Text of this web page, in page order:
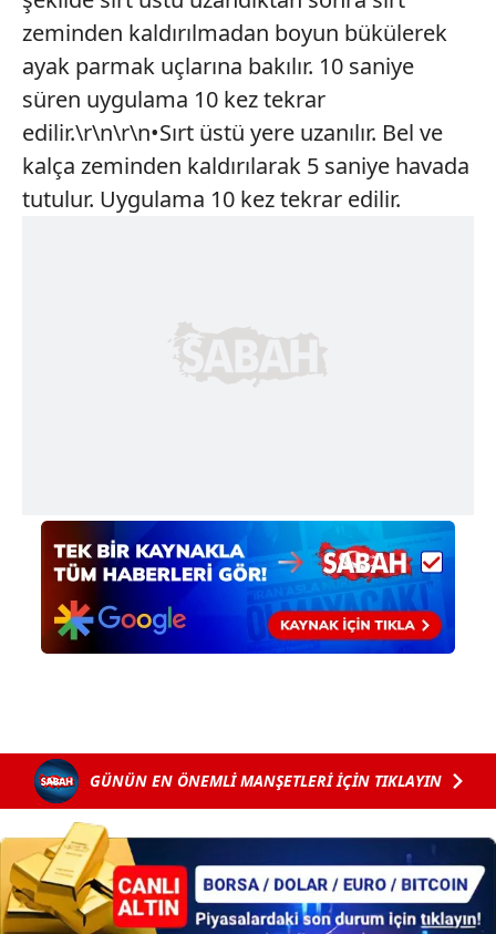
Çerezlere ilişkin tercihlerinizi aşağıda yer alan panel
vasıtasıyla belirleyebilirsiniz. Çerezlere ilişkin detaylı bilgi
için Ayarlar butonuna tıklayabilir,
Çerez Bilgilendirme
Metnimiziziyaret edebilirsiniz.
6698 sayılı Kişisel Verilerin Korunması Kanunu uyarınca
hazırlanmış Aydınlatma Metnimizi okumak ve sitemizde
zeminden kaldırılmadan boyun bükülerek
ayak parmak uçlarına bakılır. 10 saniye
süren uygulama 10 kez tekrar
edilir.\r\n\r\n•Sırt üstü yere uzanılır. Bel ve
kalça zeminden kaldırılarak 5 saniye havada
tutulur. Uygulama 10 kez tekrar edilir.
GÜNÜN EN ÖNEMLİ MANŞETLERİ İÇİN TIKLAYIN